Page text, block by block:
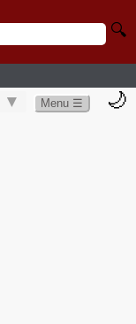
🔍
▼ Menu ☰ 🌙